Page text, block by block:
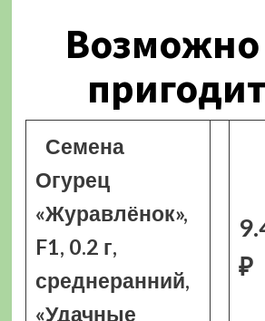
Семена
Огурец
«Журавлёнок»,
F1, 0.2 г,
среднеранний,
«Удачные
₽